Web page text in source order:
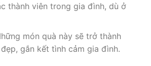
thành viên trong gia đình, dù ở
món quà này sẽ trở thành
gắn kết tình cảm gia đình.